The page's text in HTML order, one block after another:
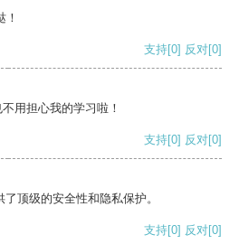
！
支持[0] 反对[0]
用担心我的学习啦！
支持[0] 反对[0]
顶级的安全性和隐私保护。
支持[0] 反对[0]